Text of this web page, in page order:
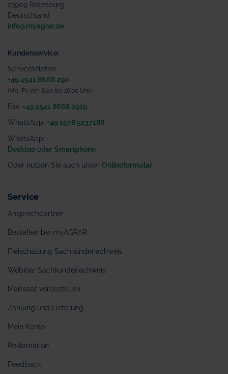
23909 Ratzeburg
Deutschland
info@myagrar.de
Kundenservice:
Servicetelefon:
+49 4541 8668 290
(Mo.-Fr. von 8.00 bis 16.00 Uhr)
Fax: +49 4541 8668 2919
WhatsApp: +49 1578 5137188
WhatsApp:
Desktop oder Smartphone
Oder nutzen Sie auch unser Onlineformular
Service
Ansprechpartner
Bestellen bei myAGRAR
Freischaltung Sachkundenachweis
Webinar Sachkundenachweis
Maissaat vorbestellen
Zahlung und Lieferung
Mein Konto
Reklamation
Feedback